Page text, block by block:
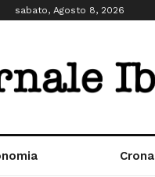
sabato, Agosto 8, 2026